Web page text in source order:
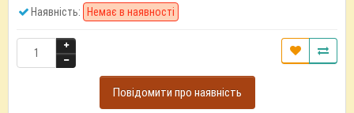
Наявність: Немає в наявності
Повідомити про наявність